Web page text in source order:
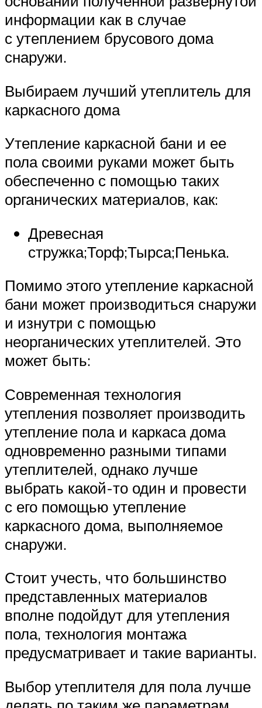
информации как в случае
с утеплением брусового дома
снаружи.
Выбираем лучший утеплитель для
каркасного дома
Утепление каркасной бани и ее
пола своими руками может быть
обеспеченно с помощью таких
органических материалов, как:
Древесная
стружка;Торф;Тырса;Пенька.
Помимо этого утепление каркасной
бани может производиться снаружи
и изнутри с помощью
неорганических утеплителей. Это
может быть:
Современная технология
утепления позволяет производить
утепление пола и каркаса дома
одновременно разными типами
утеплителей, однако лучше
выбрать какой-то один и провести
с его помощью утепление
каркасного дома, выполняемое
снаружи.
Стоит учесть, что большинство
представленных материалов
вполне подойдут для утепления
пола, технология монтажа
предусматривает и такие варианты.
Выбор утеплителя для пола лучше